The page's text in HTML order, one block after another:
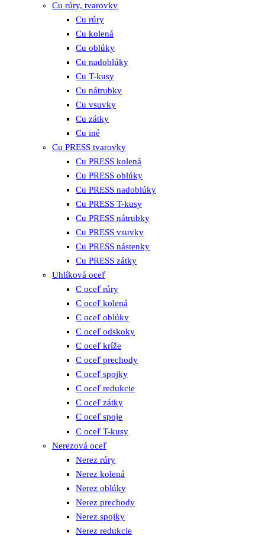
Cu rúry, tvarovky
Cu rúry
Cu kolená
Cu oblúky
Cu nadoblúky
Cu T-kusy
Cu nátrubky
Cu vsuvky
Cu zátky
Cu iné
Cu PRESS tvarovky
Cu PRESS kolená
Cu PRESS oblúky
Cu PRESS nadoblúky
Cu PRESS T-kusy
Cu PRESS nátrubky
Cu PRESS vsuvky
Cu PRESS nástenky
Cu PRESS zátky
Uhlíková oceľ
C oceľ rúry
C oceľ kolená
C oceľ oblúky
C oceľ odskoky
C oceľ kríže
C oceľ prechody
C oceľ spojky
C oceľ redukcie
C oceľ zátky
C oceľ spoje
C oceľ T-kusy
Nerezová oceľ
Nerez rúry
Nerez kolená
Nerez oblúky
Nerez prechody
Nerez spojky
Nerez redukcie